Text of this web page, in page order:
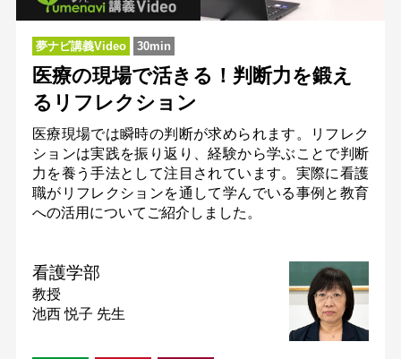
夢ナビ講義Video 30min
医療の現場で活きる！判断力を鍛え
るリフレクション
医療現場では瞬時の判断が求められます。リフレク
ションは実践を振り返り、経験から学ぶことで判断
力を養う手法として注目されています。実際に看護
職がリフレクションを通して学んでいる事例と教育
への活用についてご紹介しました。
看護学部
教授
池西 悦子 先生